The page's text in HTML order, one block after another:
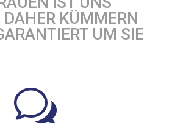
KÜMMERN
UM SIE
w